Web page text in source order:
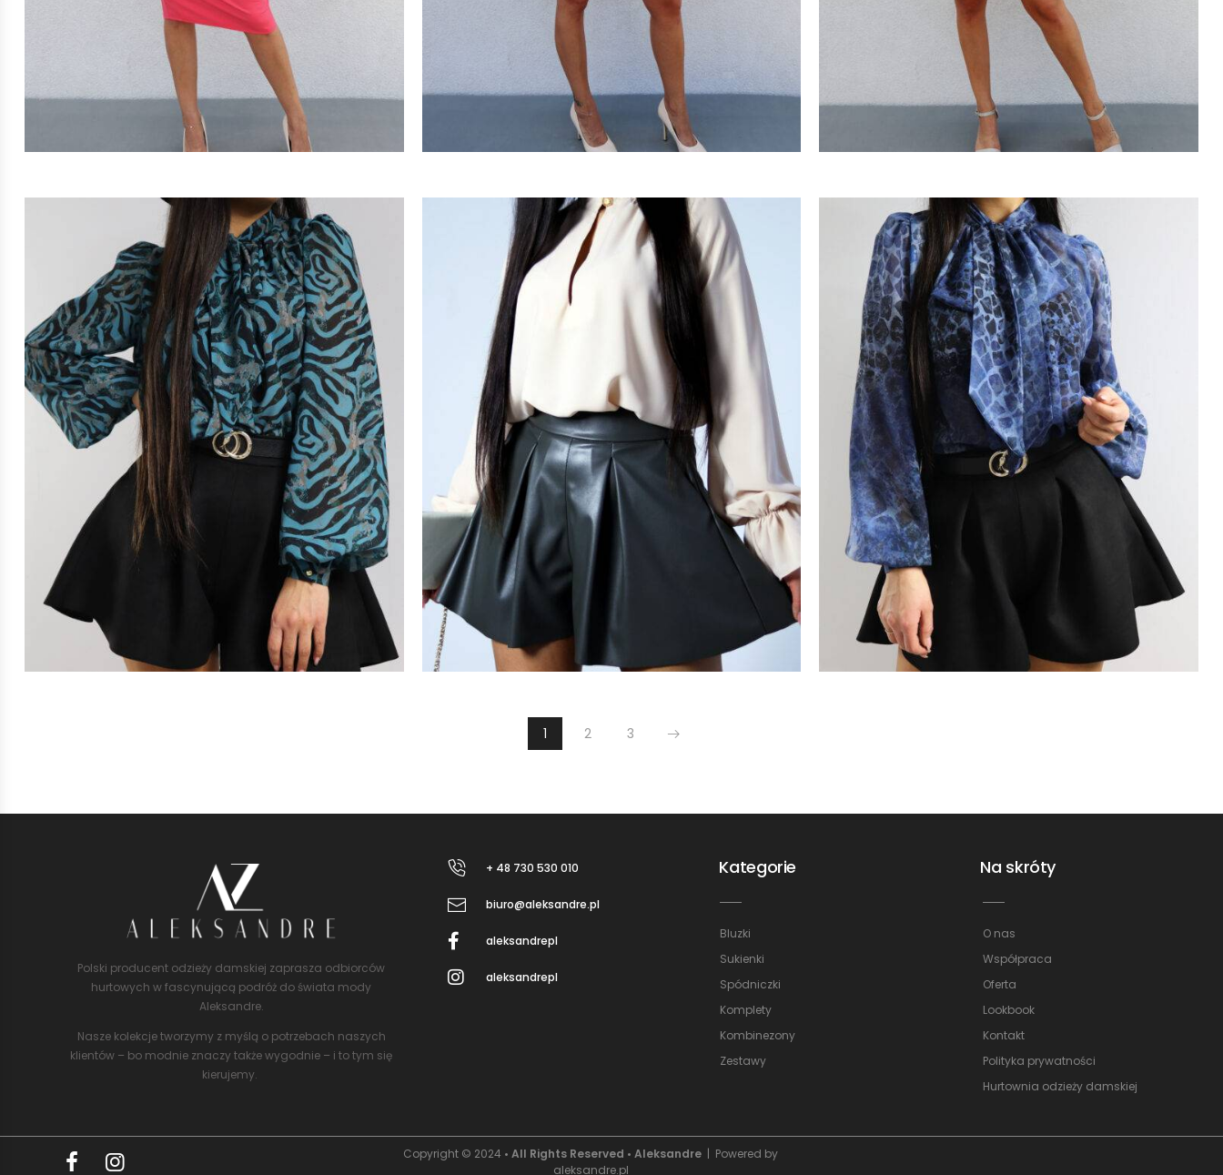
1 2 3
Polski producent odzieży damskiej zaprasza odbiorców
hurtowych w fascynującą podróż do świata mody
Aleksandre.
Nasze kolekcje tworzymy z myślą o potrzebach naszych
klientów – bo modnie znaczy także wygodnie – i to tym się
kierujemy.
+ 48 730 530 010
biuro@aleksandre.pl
aleksandrepl
aleksandrepl
Kategorie
Bluzki
Sukienki
Spódniczki
Komplety
Kombinezony
Zestawy
Na skróty
O nas
Współpraca
Oferta
Lookbook
Kontakt
Polityka prywatności
Hurtownia odzieży damskiej
Copyright © 2024 • All Rights Reserved • Aleksandre | Powered by
aleksandre.pl